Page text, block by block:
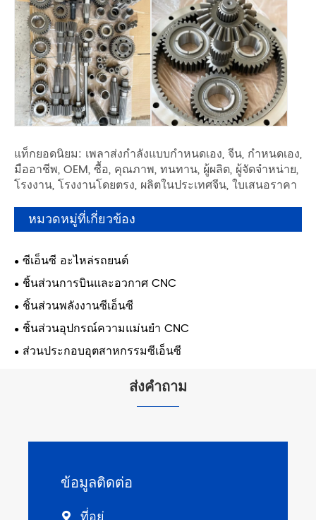
แท็กยอดนิยม: เพลาส่งกำลังแบบกำหนดเอง, จีน, กำหนดเอง,
มืออาชีพ, OEM, ซื้อ, คุณภาพ, ทนทาน, ผู้ผลิต, ผู้จัดจำหน่าย,
โรงงาน, โรงงานโดยตรง, ผลิตในประเทศจีน, ใบเสนอราคา
หมวดหมู่ที่เกี่ยวข้อง
ซีเอ็นซี อะไหล่รถยนต์
ชิ้นส่วนการบินและอวกาศ CNC
ชิ้นส่วนพลังงานซีเอ็นซี
ชิ้นส่วนอุปกรณ์ความแม่นยำ CNC
ส่วนประกอบอุตสาหกรรมซีเอ็นซี
ส่งคำถาม
ข้อมูลติดต่อ
